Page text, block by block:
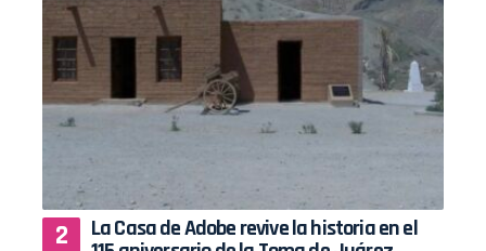
La Casa de Adobe revive la historia en el